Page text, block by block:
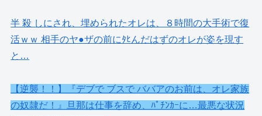
半 殺 しにされ、埋められたオレは、８時間の大手術で復
活ｗｗ 相手のヤ●ザの前にﾀﾋんだはずのオレが姿を現す
と…
【逆襲！！】『デブで ブスで ババアのお前は、オレ家族
の奴隷だ！』旦那は仕事を辞め、ﾊﾟﾁﾝｶｰに…最悪な状況